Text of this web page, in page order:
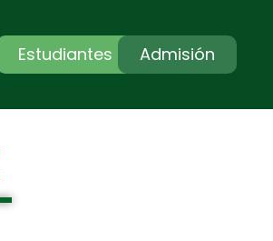
Estudiantes Admisión